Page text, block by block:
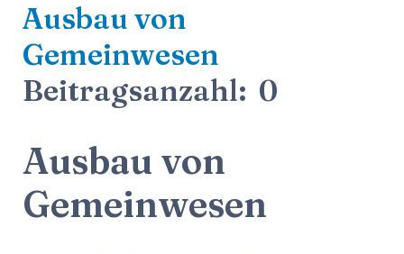
Ausbau von
Gemeinwesen
Beitragsanzahl: 0
Ausbau von
Gemeinwesen